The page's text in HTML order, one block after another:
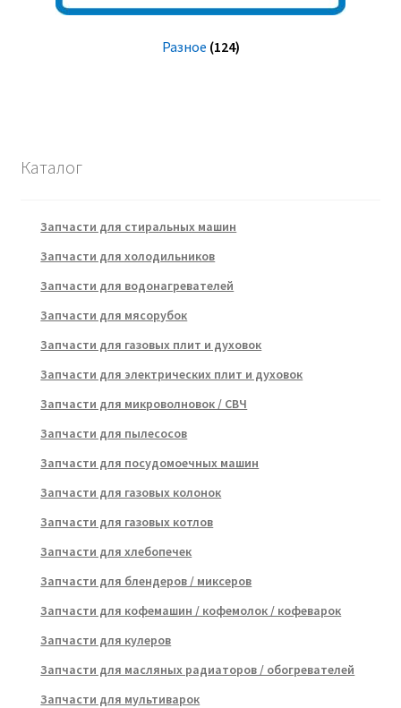
Разное (124)
Каталог
Запчасти для стиральных машин
Запчасти для холодильников
Запчасти для водонагревателей
Запчасти для мясорубок
Запчасти для газовых плит и духовок
Запчасти для электрических плит и духовок
Запчасти для микроволновок / СВЧ
Запчасти для пылесосов
Запчасти для посудомоечных машин
Запчасти для газовых колонок
Запчасти для газовых котлов
Запчасти для хлебопечек
Запчасти для блендеров / миксеров
Запчасти для кофемашин / кофемолок / кофеварок
Запчасти для кулеров
Запчасти для масляных радиаторов / обогревателей
Запчасти для мультиварок